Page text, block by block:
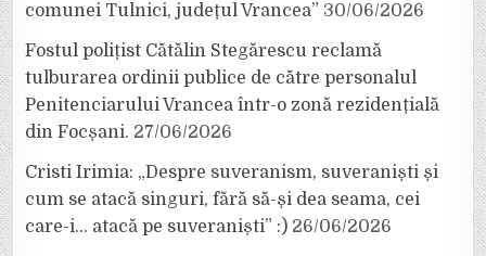
comunei Tulnici, județul Vrancea” 30/06/2026
Fostul polițist Cătălin Stegărescu reclamă
tulburarea ordinii publice de către personalul
Penitenciarului Vrancea într-o zonă rezidențială
din Focșani. 27/06/2026
Cristi Irimia: „Despre suveranism, suveraniști și
cum se atacă singuri, fără să-și dea seama, cei
care-i… atacă pe suveraniști” :) 26/06/2026